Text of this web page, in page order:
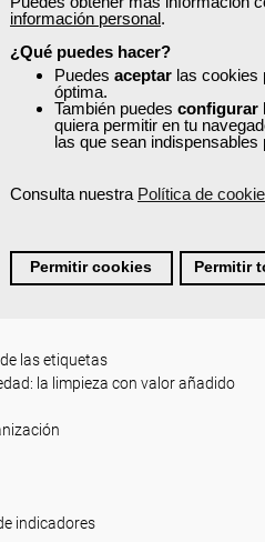
información personal.
¿Qué puedes hacer?
Puedes aceptar las cookies
óptima.
También puedes configurar
quiera permitir en tu
las que sean indispensables
Consulta nuestra Política de
Permitir cookies Permitir
eficiencia y productividad
(6S) basado en datos que examina
a la perfección.
las etiquetas
la limpieza con valor añadido
indicadores